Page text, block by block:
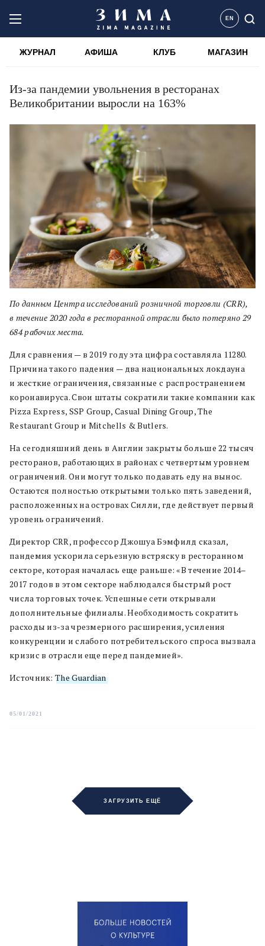
EN
ЖУРНАЛ АФИША КЛУБ МАГАЗИН
Из-за пандемии увольнения в ресторанах
Великобритании выросли на 163%
По данным Центра исследований розничной торговли (CRR),
в течение 2020 года в ресторанной отрасли было потеряно 29
684 рабочих места.
Для сравнения — в 2019 году эта цифра составляла 11280.
Причина такого падения — два национальных локдауна
и жесткие ограничения, связанные с распространением
коронавируса. Свои штаты сократили такие компании как
Pizza Express, SSP Group, Casual Dining Group, The
Restaurant Group и Mitchells & Butlers.
На сегодняшний день в Англии закрыты больше 22 тысяч
ресторанов, работающих в районах с четвертым уровнем
ограничений. Они могут только подавать еду на вынос.
Остаются полностью открытыми только пять заведений,
расположенных на островах Силли, где действует первый
уровень ограничений.
Директор CRR, профессор Джошуа Бэмфилд сказал,
пандемия ускорила серьезную встряску в ресторанном
секторе, которая началась еще раньше: «В течение 2014–
2017 годов в этом секторе наблюдался быстрый рост
числа торговых точек. Успешные сети открывали
дополнительные филиалы. Необходимость сократить
расходы из-за чрезмерного расширения, усиления
конкуренции и слабого потребительского спроса вызвала
кризис в отрасли еще перед пандемией».
Источник: The Guardian
05/01/2021
ЗАГРУЗИТЬ ЕЩЁ